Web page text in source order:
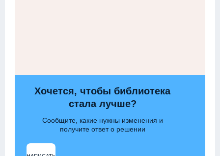
Хочется, чтобы библиотека
стала лучше?
Сообщите, какие нужны изменения и
получите ответ о решении